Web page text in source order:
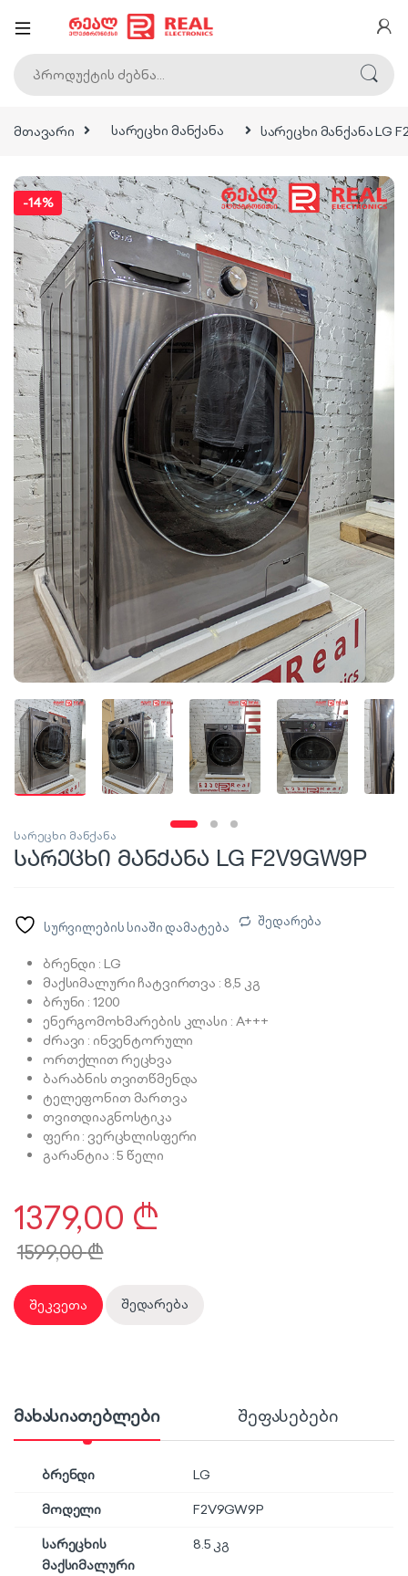
მთავარი სარეცხი მანქანა სარეცხი მანქანა LG
-14%
სარეცხი მანქანა
სარეცხი მანქანა LG F2V9GW9P
სურვილების სიაში დამატება შედარება
ბრენდი : LG
მაქსიმალური ჩატვირთვა : 8,5 კგ
ბრუნი : 1200
ენერგომოხმარების კლასი : A+++
ძრავი : ინვენტორული
ორთქლით რეცხვა
ბარაბნის თვითწმენდა
ტელეფონით მართვა
თვითდიაგნოსტიკა
ფერი : ვერცხლისფერი
გარანტია : 5 წელი
1379,00 ₾
1599,00₾
შეკვეთა შედარება
მახასიათებლები შეფასებები
ბრენდი
LG
მოდელი
F2V9GW9P
სარეცხის
მაქსიმალური
8.5 კგ